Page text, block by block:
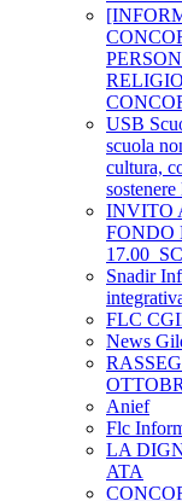
USB
scuola
cultura,
INVITO
FONDO
Snadir
FLC
News
Anief
Flc
LA
ATA